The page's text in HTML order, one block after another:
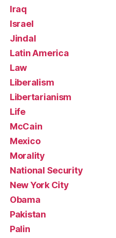
Iraq
Israel
Jindal
Latin America
Law
Liberalism
Libertarianism
Life
McCain
Mexico
Morality
National Security
New York City
Obama
Pakistan
Palin